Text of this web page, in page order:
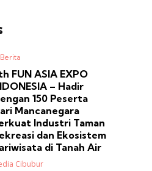
Berita
FUN ASIA EXPO
– Hadir
150 Peserta
Mancanegara
Industri Taman
dan Ekosistem
di Tanah Air
Cibubur